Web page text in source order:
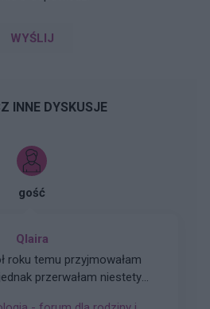
WYŚLIJ
INNE DYSKUSJE
gość
Qlaira